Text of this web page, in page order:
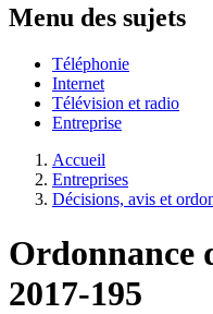
Menu des sujets
Téléphonie
Internet
Télévision et radio
Entreprise
Accueil
Entreprises
Décisions, avis et
Ordonnance
2017-195